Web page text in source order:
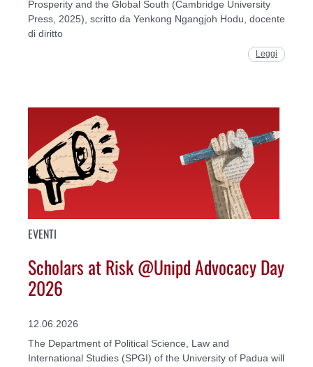
Prosperity and the Global South (Cambridge University
Press, 2025), scritto da Yenkong Ngangjoh Hodu, docente
di diritto
Leggi
EVENTI
Scholars at Risk @Unipd Advocacy Day
2026
12.06.2026
The Department of Political Science, Law and
International Studies (SPGI) of the University of Padua will